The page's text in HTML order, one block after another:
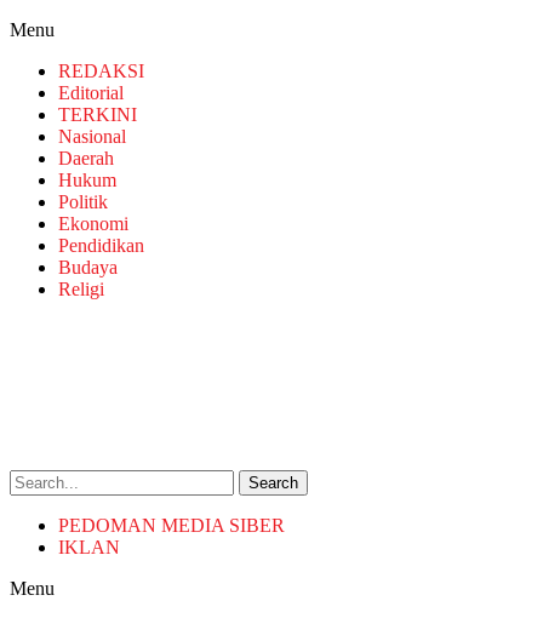
Menu
REDAKSI
Editorial
TERKINI
Nasional
Daerah
Hukum
Politik
Ekonomi
Pendidikan
Budaya
Religi
Search
PEDOMAN MEDIA SIBER
IKLAN
Menu